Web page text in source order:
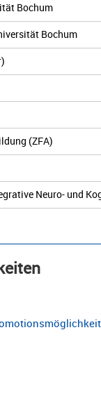
Bochum
Bochum
(ZFA)
Neuro- und